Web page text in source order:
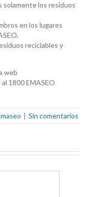
los residuos
en los lugares
reciclables y
web
1800 EMASEO
| Sin comentarios